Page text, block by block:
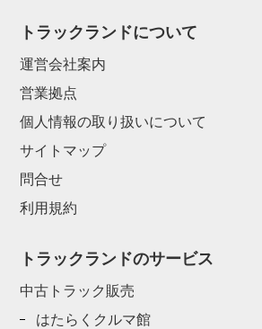
トラックランドについて
運営会社案内
営業拠点
個人情報の取り扱いについて
サイトマップ
問合せ
利用規約
トラックランドのサービス
中古トラック販売
はたらくクルマ館